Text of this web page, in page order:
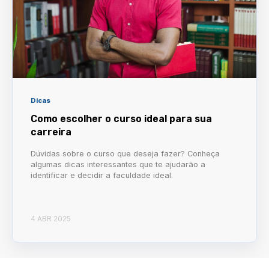
Dicas
Como escolher o curso ideal para sua
carreira
Dúvidas sobre o curso que deseja fazer? Conheça
algumas dicas interessantes que te ajudarão a
identificar e decidir a faculdade ideal.
4 ABR 2025